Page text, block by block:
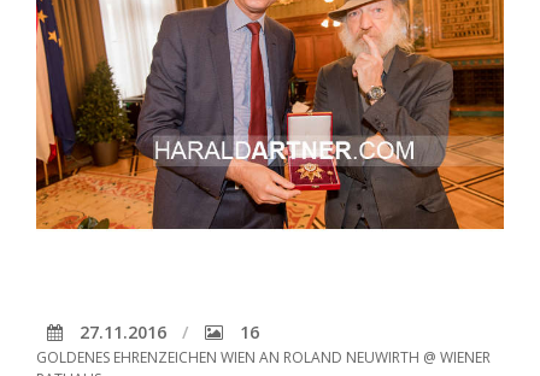
27.11.2016 16
GOLDENES EHRENZEICHEN WIEN AN ROLAND NEUWIRTH @ WIENER